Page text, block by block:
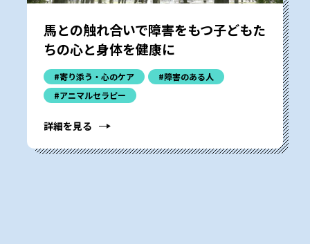
馬との触れ合いで障害をもつ子どもた
ちの心と身体を健康に
#寄り添う・心のケア
#障害のある人
#アニマルセラピー
詳細を見る